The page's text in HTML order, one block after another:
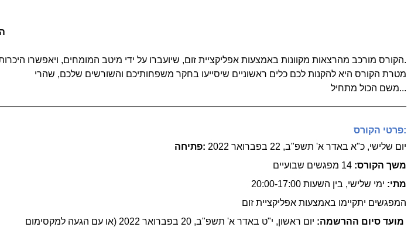
הקורס מורכב מהרצאות מקוונות באמצעות אפליקציית זום, שיועברו על ידי מיטב המומחים, ויאפשרואוספים חשובים בתחום חקר המשפחה.
מטרת הקורס היא להקנות לכם כלים ראשוניים שיסייעו בחקר משפחותיכם והשורשים שלכם, שהרי
משם הכול מתחיל...
פרטי הקורס:
פתיחה:
יום שלישי, כ"א באדר א' תשפ"ב, 22 בפברואר 2022
משך הקורס:
מתי: ימי שלישי, בין השעות 20:00-17:00
המפגשים יתקיימו באמצעות אפליקציית זום
מועד סיום ההרשמה: